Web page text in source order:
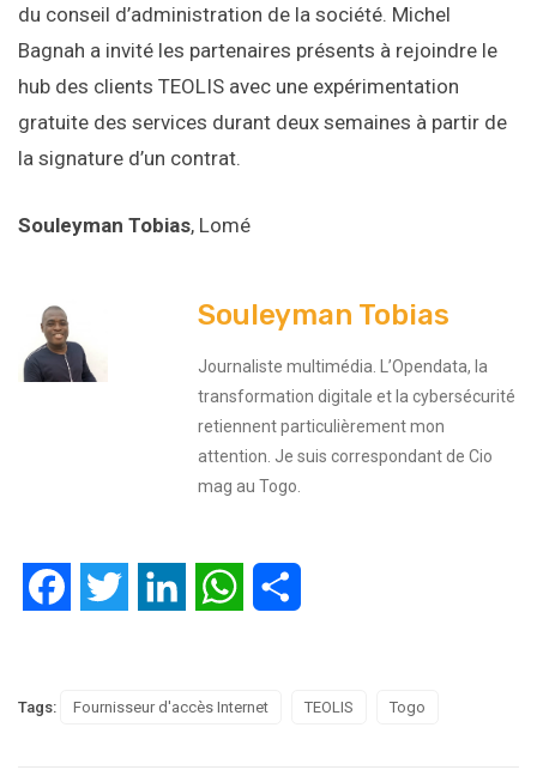
du conseil d’administration de la société. Michel
Bagnah a invité les partenaires présents à rejoindre le
hub des clients TEOLIS avec une expérimentation
gratuite des services durant deux semaines à partir de
la signature d’un contrat.
Souleyman Tobias, Lomé
Souleyman Tobias
Journaliste multimédia. L’Opendata, la
transformation digitale et la cybersécurité
retiennent particulièrement mon
attention. Je suis correspondant de Cio
mag au Togo.
FacebookTwitter LinkedIn WhatsApp
Tags: Fournisseur d'accès Internet TEOLIS Togo